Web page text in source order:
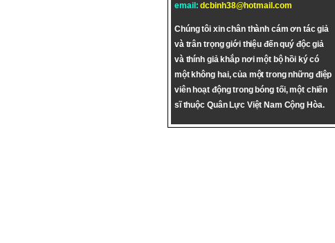
email:dcbinh38@hotmail.com
Chúng tôi xin chân thành cám ơn tác giả
và trân trọng giới thiệu đến quý độc giả
và thính giả khắp nơi một bộ hồi ký có
một không hai, của một trong những điệp
viên hoạt động trong bóng tối, một chiến
sĩ thuộc Quân Lực Việt Nam Cộng Hòa.